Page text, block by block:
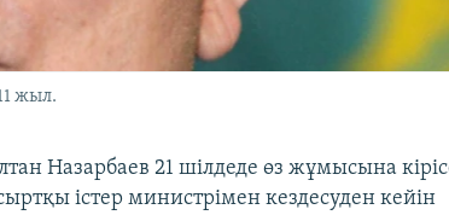
жыл.
Назарбаев 21 шілдеде өз жұмысына
істер министрімен кездесуден кейін